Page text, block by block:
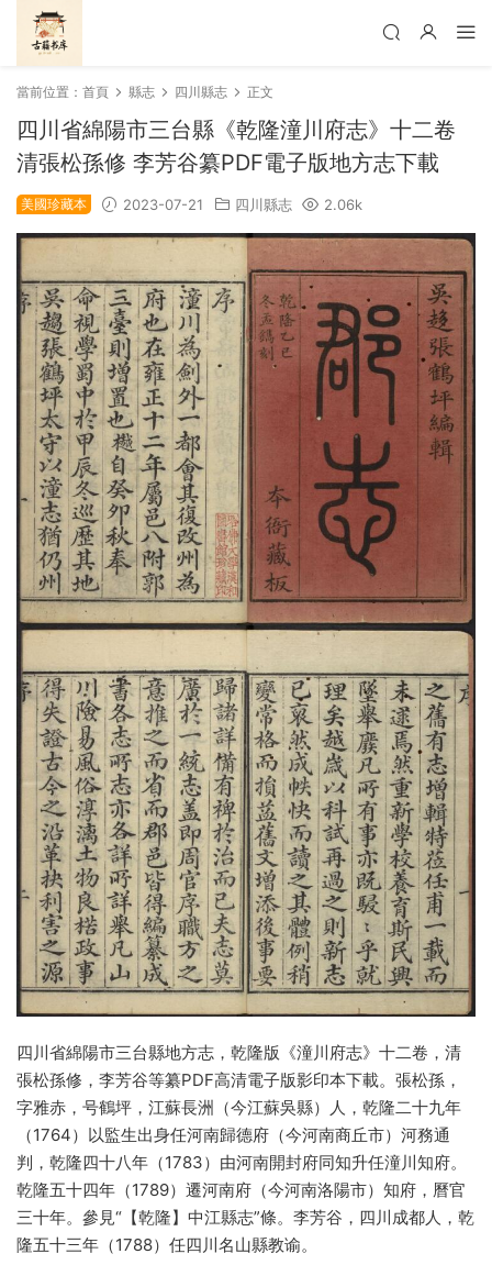
當前位置： 首頁 縣志 四川縣志 正文
四川省綿陽市三台縣《乾隆潼川府志》十二卷
清張松孫修 李芳谷纂PDF電子版地方志下載
美國珍藏本 2023-07-21 四川縣志 2.06k
四川省綿陽市三台縣地方志，乾隆版《潼川府志》十二卷，清
張松孫修，李芳谷等纂PDF高清電子版影印本下載。張松孫，
字雅赤，号鶴坪，江蘇長洲（今江蘇吳縣）人，乾隆二十九年
（1764）以監生出身任河南歸德府（今河南商丘市）河務通
判，乾隆四十八年（1783）由河南開封府同知升任潼川知府。
乾隆五十四年（1789）遷河南府（今河南洛陽市）知府，曆官
三十年。參見“【乾隆】中江縣志”條。李芳谷，四川成都人，乾
隆五十三年（1788）任四川名山縣教谕。